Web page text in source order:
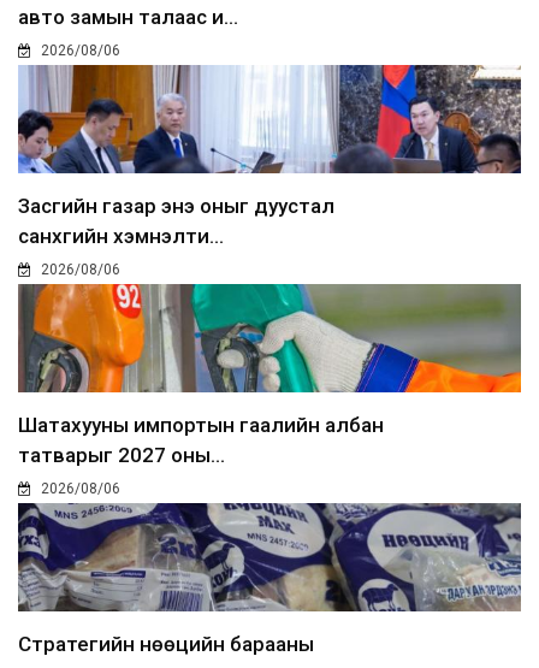
авто замын талаас и...
2026/08/06
Засгийн газар энэ оныг дуустал
санхүүгийн хэмнэлти...
2026/08/06
Шатахууны импортын гаалийн албан
татварыг 2027 оны...
2026/08/06
Стратегийн нөөцийн барааны